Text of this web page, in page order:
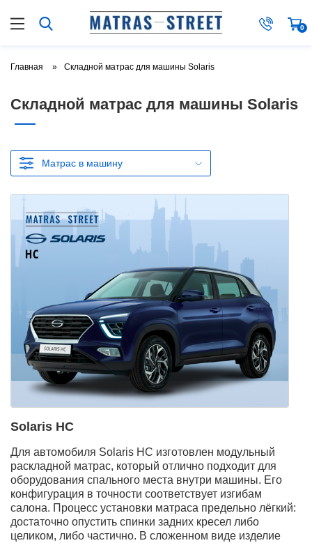
0
Главная Складной матрас для машины Solaris
Складной матрас для машины Solaris
Матрас в машину
Solaris HC
Для автомобиля Solaris HC изготовлен модульный
раскладной матрас, который отлично подходит для
оборудования спального места внутри машины. Его
конфигурация в точности соответствует изгибам
салона. Процесс установки матраса предельно лёгкий:
достаточно опустить спинки задних кресел либо
целиком, либо частично. В сложенном виде изделие